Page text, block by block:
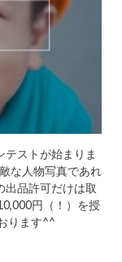
ストが始まりま
な人物写真であれ
出品許可だけは取
円（！）を授
ります^^